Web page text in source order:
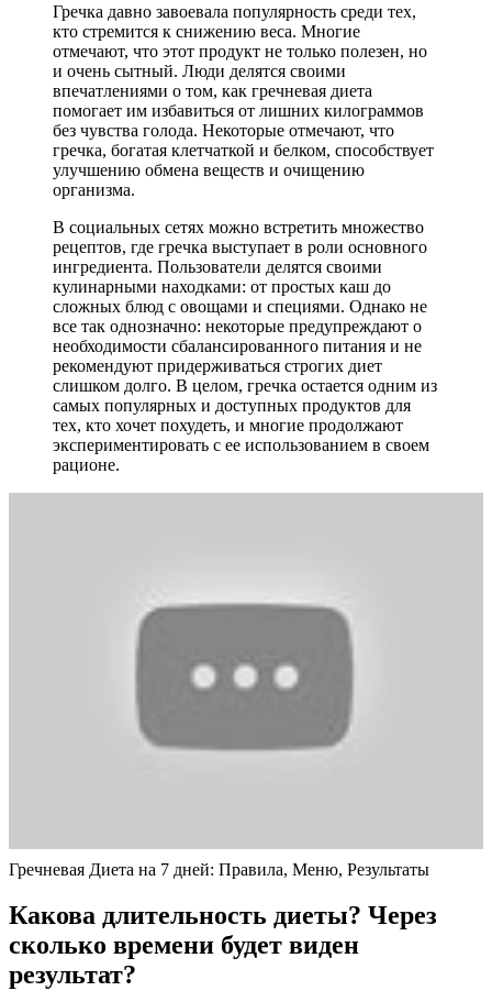
Гречка давно завоевала популярность среди тех,
кто стремится к снижению веса. Многие
отмечают, что этот продукт не только полезен, но
и очень сытный. Люди делятся своими
впечатлениями о том, как гречневая диета
помогает им избавиться от лишних килограммов
без чувства голода. Некоторые отмечают, что
гречка, богатая клетчаткой и белком, способствует
улучшению обмена веществ и очищению
организма.
В социальных сетях можно встретить множество
рецептов, где гречка выступает в роли основного
ингредиента. Пользователи делятся своими
кулинарными находками: от простых каш до
сложных блюд с овощами и специями. Однако не
все так однозначно: некоторые предупреждают о
необходимости сбалансированного питания и не
рекомендуют придерживаться строгих диет
слишком долго. В целом, гречка остается одним из
самых популярных и доступных продуктов для
тех, кто хочет похудеть, и многие продолжают
экспериментировать с ее использованием в своем
рационе.
Гречневая Диета на 7 дней: Правила, Меню, Результаты
Какова длительность диеты? Через
сколько времени будет виден
результат?